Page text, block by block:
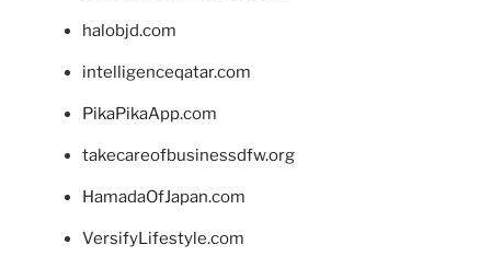
halobjd.com
intelligenceqatar.com
PikaPikaApp.com
takecareofbusinessdfw.org
HamadaOfJapan.com
VersifyLifestyle.com